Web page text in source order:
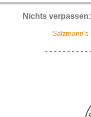
Nichts
Salzmann's
- - - - - - - - - -